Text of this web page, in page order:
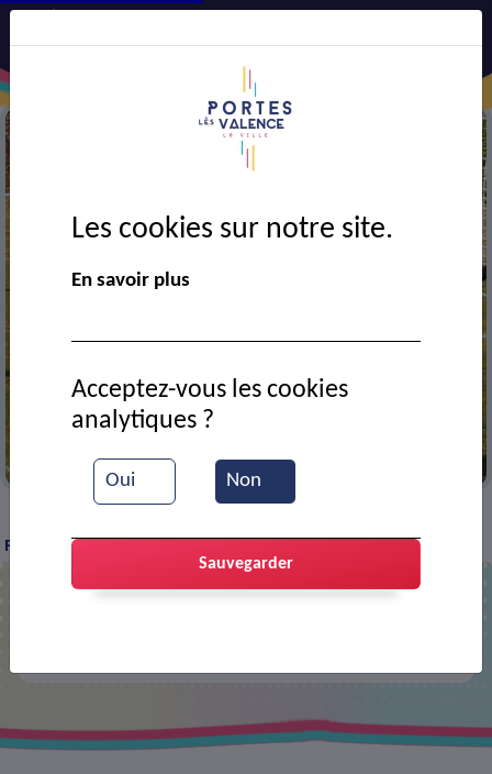
Match de football
Portois
Les cookies sur notre site.
En savoir plus
Oui Non
Acceptez-vous les cookies
analytiques ?
Sauvegarder